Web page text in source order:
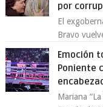
por
El
Bravo
Emoción
Poniente
Mariana